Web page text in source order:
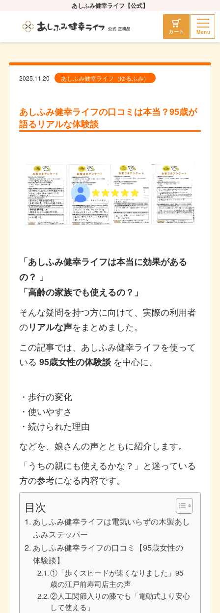
あしふみ健幸ライフ【公式】
カート Menu
2025.11.20 あしふみ健幸ライフ（ゆるふみ）
あしふみ健幸ライフの口コミは本当？95歳が
語るリアルな体験談
「あしふみ健幸ライフは本当に効果がある
の？ 」
「高齢の家族でも使えるの？」
そんな疑問を持つ方に向けて、実際の利用者
のリアルな声をまとめました。
この記事では、あしふみ健幸ライフを使って
いる 95歳女性の体験談を中心に、
・歩行の変化
・使いやすさ
・続けられた理由
などを、娘さんの声とともに紹介します。
「うちの親にも使えるかな？」と迷っている
方の参考になる内容です。
目次
あしふみ健幸ライフは電気いらずの木製あし
ふみステッパー
あしふみ健幸ライフの口コミ【95歳女性の
体験談】
①「歩くスピードが速くなりました」95
歳の江戸前寿司店主の声
②人工関節入りの膝でも「電動式より安心
して使える」